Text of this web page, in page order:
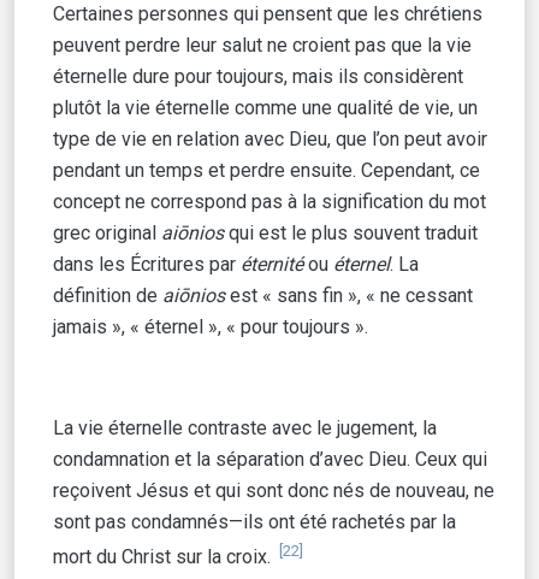
Certaines personnes qui pensent que les chrétiens
peuvent perdre leur salut ne croient pas que la vie
éternelle dure pour toujours, mais ils considèrent
plutôt la vie éternelle comme une qualité de vie, un
type de vie en relation avec Dieu, que l’on peut avoir
pendant un temps et perdre ensuite. Cependant, ce
concept ne correspond pas à la signification du mot
grec original aiōniosqui est le plus souvent traduit
dans les Écritures par éternitéou éternel. La
définition de aiōniosest « sans fin », « ne cessant
jamais », « éternel », « pour toujours ».
La vie éternelle contraste avec le jugement, la
condamnation et la séparation d’avec Dieu. Ceux qui
reçoivent Jésus et qui sont donc nés de nouveau, ne
sont pas condamnés—ils ont été rachetés par la
mort du Christ sur la croix.
[22]